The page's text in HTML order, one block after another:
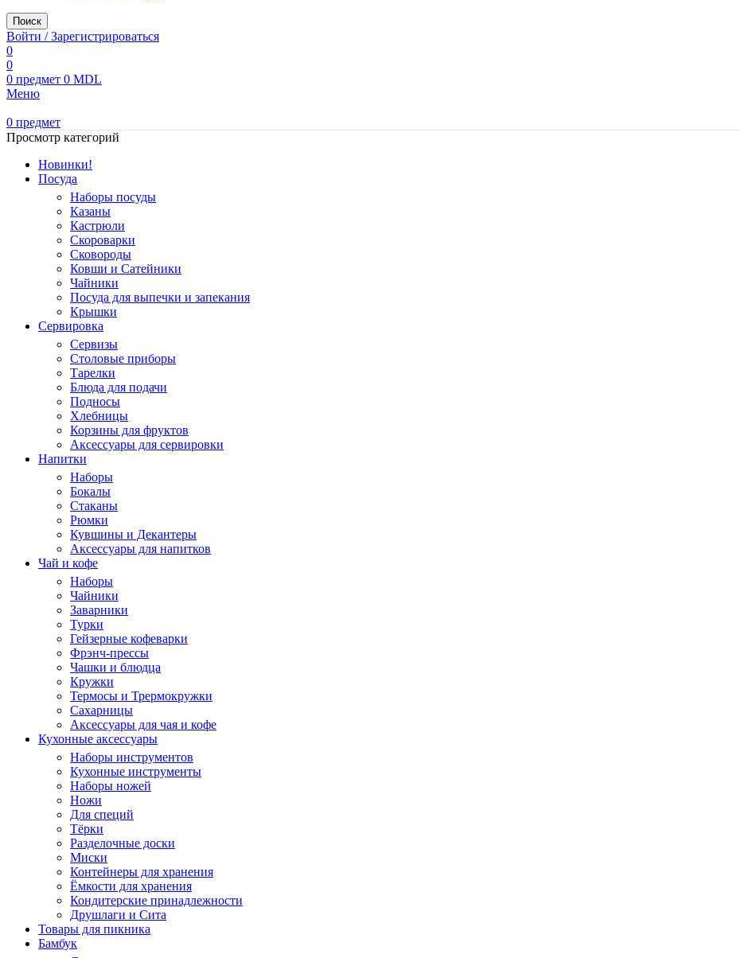
Поиск
Войти / Зарегистрироваться
0
0
0 предмет 0 MDL
Меню
0 предмет
Просмотр категорий
Новинки!
Посуда
Наборы посуды
Казаны
Кастрюли
Скороварки
Сковороды
Ковши и Сатейники
Чайники
Посуда для выпечки и запекания
Крышки
Сервировка
Сервизы
Столовые приборы
Тарелки
Блюда для подачи
Подносы
Хлебницы
Корзины для фруктов
Аксессуары для сервировки
Напитки
Наборы
Бокалы
Стаканы
Рюмки
Кувшины и Декантеры
Аксессуары для напитков
Чай и кофе
Наборы
Чайники
Заварники
Турки
Гейзерные кофеварки
Фрэнч-прессы
Чашки и блюдца
Кружки
Термосы и Трермокружки
Сахарницы
Аксессуары для чая и кофе
Кухонные аксессуары
Наборы инструментов
Кухонные инструменты
Наборы ножей
Ножи
Для специй
Тёрки
Разделочные доски
Миски
Контейнеры для хранения
Ёмкости для хранения
Кондитерские принадлежности
Друшлаги и Сита
Товары для пикника
Бамбук